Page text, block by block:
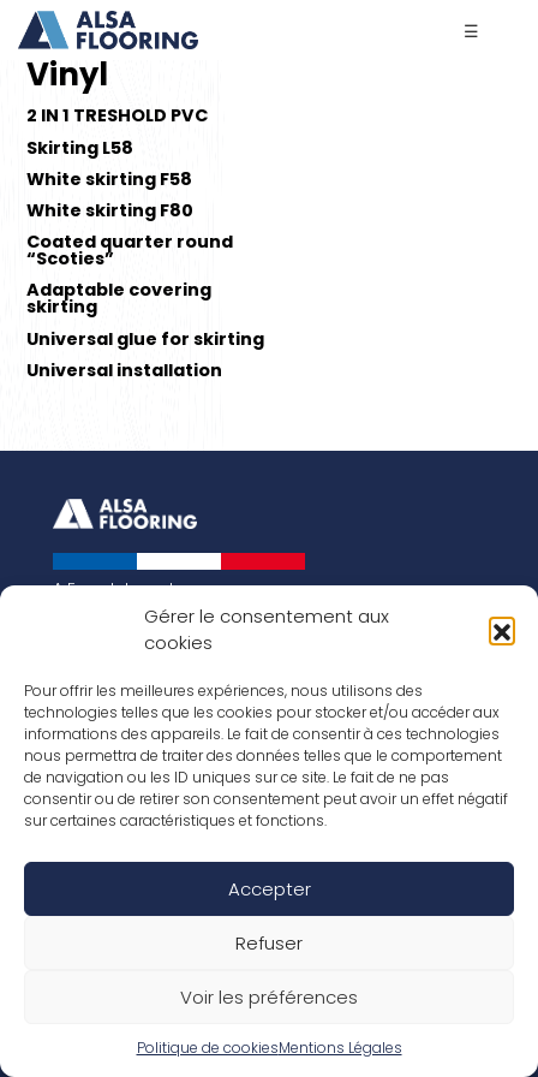
Gérer le consentement aux
cookies
Pour offrir les meilleures expériences, nous utilisons des
technologies telles que les cookies pour stocker et/ou accéder aux
informations des appareils. Le fait de consentir à ces technologies
nous permettra de traiter des données telles que le comportement
de navigation ou les ID uniques sur ce site. Le fait de ne pas
consentir ou de retirer son consentement peut avoir un effet négatif
sur certaines caractéristiques et fonctions.
Accepter
Refuser
Voir les préférences
Politique de cookiesMentions Légales
☰
Vinyl
2 IN 1 TRESHOLD PVC
Skirting L58
White skirting F58
White skirting F80
Coated quarter round
“Scoties”
Adaptable covering
skirting
Universal glue for skirting
Universal installation
A French brand
Our vision for the world of tomorrow
Our floorings
Our laminates
Our parquets
Our wood veneers
Our accessories
General terms and conditions of sale